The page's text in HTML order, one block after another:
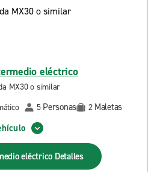
eléctrico
MX30 o similar
5 Personas 2 Maletas
eléctrico Detalles